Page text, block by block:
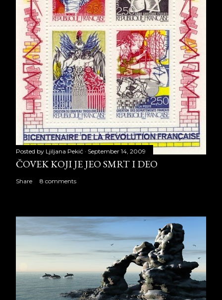
Posted by Ljiljana Pekić September 14, 2009
ČOVEK KOJI JE JEO SMRT I DEO
Share 8 comments